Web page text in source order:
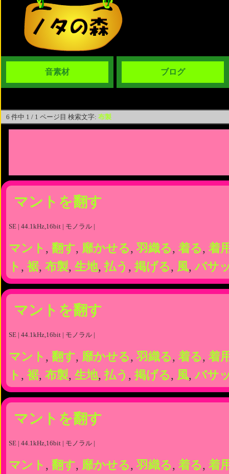
音素材 ブログ
6 件中 1 / 1 ページ目 検索文字: 布製
マントを翻す
SE | 44.1kHz,16bit | モノラル |
マント , 翻す, 靡かせる, 羽織る, 着る, 着
ト , 裾, 布製, 生地, 払う , 掲げる, 風,バサ
マントを翻す
SE | 44.1kHz,16bit | モノラル |
マント , 翻す, 靡かせる, 羽織る, 着る, 着
ト , 裾, 布製, 生地, 払う , 掲げる, 風,バサ
マントを翻す
SE | 44.1kHz,16bit | モノラル |
マント , 翻す, 靡かせる, 羽織る, 着る, 着